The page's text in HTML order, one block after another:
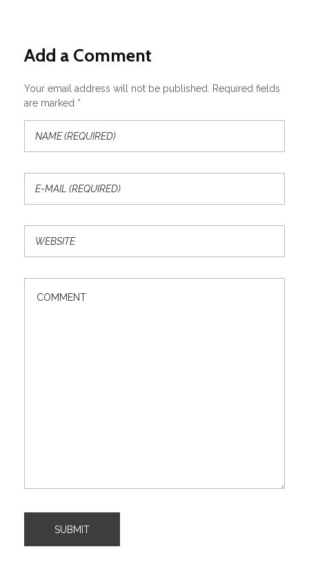
Add a Comment
Your email address will not be published. Required fields
are marked *